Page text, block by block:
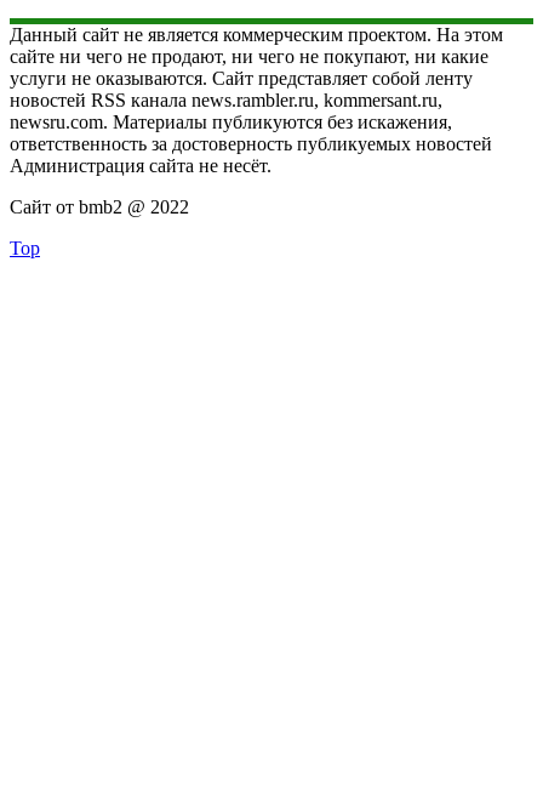
Данный сайт не является коммерческим проектом. На этом
сайте ни чего не продают, ни чего не покупают, ни какие
услуги не оказываются. Сайт представляет собой ленту
новостей RSS канала news.rambler.ru, kommersant.ru,
newsru.com. Материалы публикуются без искажения,
ответственность за достоверность публикуемых новостей
Администрация сайта не несёт.
Сайт от bmb2 @ 2022
Top